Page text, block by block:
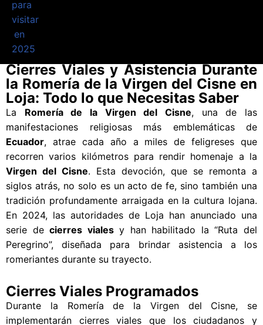
Cierres Viales y Asistencia Durante
la Romería de la Virgen del Cisne en
Loja: Todo lo que Necesitas Saber
La Romería de la Virgen del Cisne, una de las
manifestaciones religiosas más emblemáticas de
Ecuador, atrae cada año a miles de feligreses que
recorren varios kilómetros para rendir homenaje a la
Virgen del Cisne. Esta devoción, que se remonta a
siglos atrás, no solo es un acto de fe, sino también una
tradición profundamente arraigada en la cultura lojana.
En 2024, las autoridades de Loja han anunciado una
serie decierres vialesy han habilitado la “Ruta del
Peregrino”, diseñada para brindar asistencia a los
romeriantes durante su trayecto.
Cierres Viales Programados
Durante la Romería de la Virgen del Cisne, se
implementarán cierres viales que los ciudadanos y